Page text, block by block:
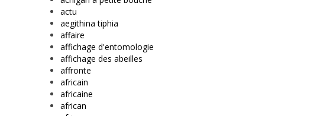
actu
aegithina tiphia
affaire
affichage d'entomologie
affichage des abeilles
affronte
africain
africaine
african